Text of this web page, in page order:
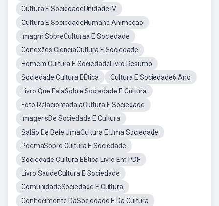
Cultura E SociedadeUnidade IV
Cultura E SociedadeHumana Animaçao
Imagrn SobreCulturaa E Sociedade
Conexões CienciaCultura E Sociedade
Homem Cultura E SociedadeLivro Resumo
Sociedade Cultura EÉtica
Cultura E Sociedade6 Ano
Livro Que FalaSobre Sociedade E Cultura
Foto Relaciomada aCultura E Sociedade
ImagensDe Sociedade E Cultura
Salão De Bele UmaCultura E Uma Sociedade
PoemaSobre Cultura E Sociedade
Sociedade Cultura EÉtica Livro Em PDF
Livro SaudeCultura E Sociedade
ComunidadeSociedade E Cultura
Conhecimento DaSociedade E Da Cultura